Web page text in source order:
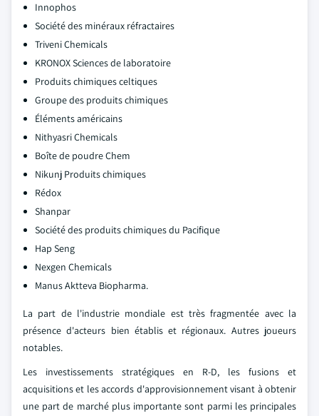
Innophos
Société des minéraux réfractaires
Triveni Chemicals
KRONOX Sciences de laboratoire
Produits chimiques celtiques
Groupe des produits chimiques
Éléments américains
Nithyasri Chemicals
Boîte de poudre Chem
Nikunj Produits chimiques
Rédox
Shanpar
Société des produits chimiques du Pacifique
Hap Seng
Nexgen Chemicals
Manus Aktteva Biopharma.
La part de l'industrie mondiale est très fragmentée avec la
présence d'acteurs bien établis et régionaux. Autres joueurs
notables.
Les investissements stratégiques en R-D, les fusions et
acquisitions et les accords d'approvisionnement visant à obtenir
une part de marché plus importante sont parmi les principales